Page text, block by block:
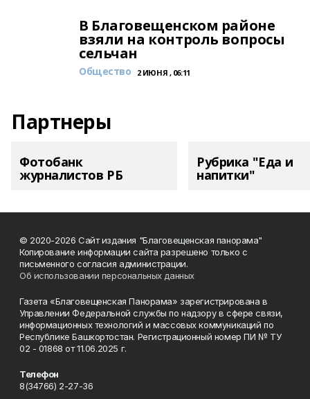
В Благовещенском районе
взяли на контроль вопросы
сельчан
Общество 2 ИЮНЯ , 06:11
Партнеры
Фотобанк
журналистов РБ
Рубрика "Еда и
напитки"
© 2020-2026 Сайт издания "Благовещенская панорама"
Копирование информации сайта разрешено только с
письменного согласия администрации.
Об использовании персональных данных
Газета «Благовещенская Панорама» зарегистрирована в
Управлении Федеральной службы по надзору в сфере связи,
информационных технологий и массовых коммуникаций по
Республике Башкортостан. Регистрационный номер ПИ № ТУ
02 - 01868 от 11.06.2025 г.
Телефон
8(34766) 2-27-36